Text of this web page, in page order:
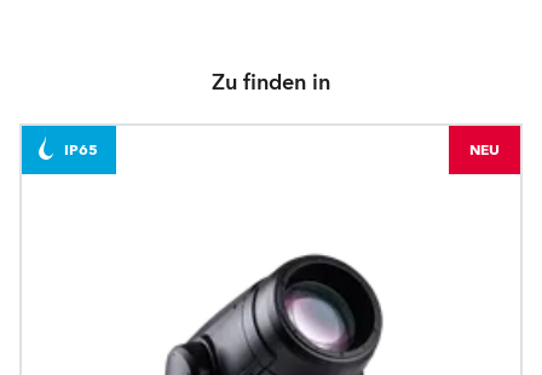
Zu finden in
IP65 NEU